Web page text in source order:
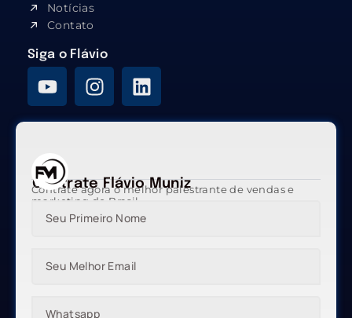
Notícias
Contato
Siga o Flávio
Contrate Flávio Muniz
Contrate agora o melhor palestrante de vendas e
marketing do Brasil